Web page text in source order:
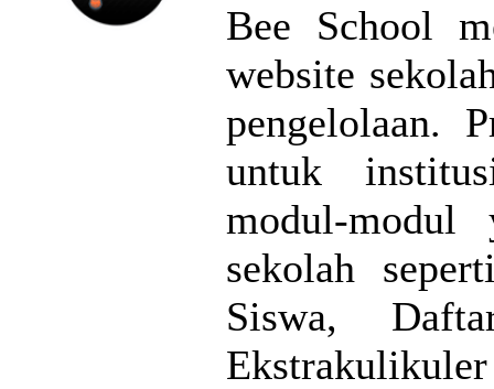
Bee School
website
pengelolaan.
untuk
modul-modul
sekolah
Siswa,